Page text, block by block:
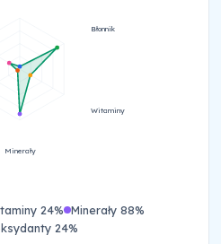
Błonnik
Witaminy
Minerały
24% Minerały 88%
24%